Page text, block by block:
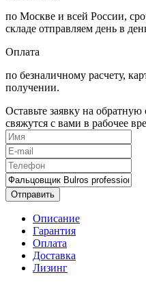
по Москве и всей России,
складе отправляем день в
Оплата
по безналичному расчету,
получении.
Оставьте заявку на
свяжутся с вами в рабочее
Отправить
Описание
Гарантия
Оплата
Доставка
Лизинг